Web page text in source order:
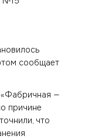
сообщает
«Фабричная —
причине
что